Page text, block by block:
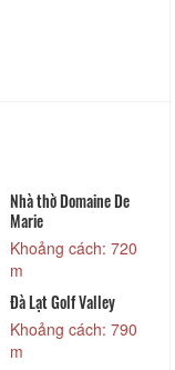
Nhà thờ Domaine De
Marie
Khoảng cách: 720
m
Đà Lạt Golf Valley
Khoảng cách: 790
m